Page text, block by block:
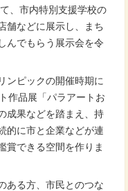
、市内特別支援学校の
舗などに展示し、まち
んでもらう展示会を令
ンピックの開催時期に
作品展「パラアートお
成果などを踏まえ、持
的に市と企業などが連
賞できる空間を作りま
ある方、市民とのつな